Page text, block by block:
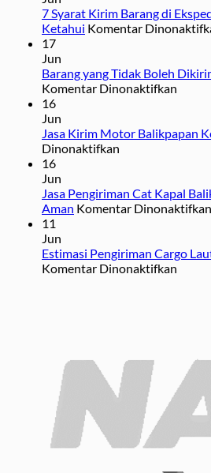
7 Syarat Kirim Barang di
Ketahui Komentar
17
Jun
Barang yang Tidak Boleh
Komentar Dinonaktifkan
Tidak
Jasa
16
Jun
Jasa Kirim Motor Balikpapan
Dinonaktifkan
Motor
Balikpapan
16
Jun
Jasa Pengiriman Cat Kapal
Aman Komentar Dinonaktifkan
11
Jun
Estimasi Pengiriman Cargo
Komentar Dinonaktifkan